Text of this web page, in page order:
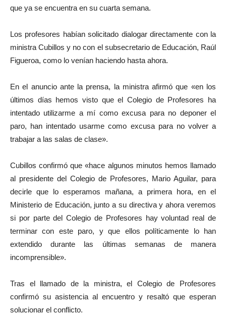
que ya se encuentra en su cuarta semana.
Los profesores habían solicitado dialogar directamente con la
ministra Cubillos y no con el subsecretario de Educación, Raúl
Figueroa, como lo venían haciendo hasta ahora.
En el anuncio ante la prensa, la ministra afirmó que «en los
últimos días hemos visto que el Colegio de Profesores ha
intentado utilizarme a mí como excusa para no deponer el
paro, han intentado usarme como excusa para no volver a
trabajar a las salas de clase».
Cubillos confirmó que «hace algunos minutos hemos llamado
al presidente del Colegio de Profesores, Mario Aguilar, para
decirle que lo esperamos mañana, a primera hora, en el
Ministerio de Educación, junto a su directiva y ahora veremos
si por parte del Colegio de Profesores hay voluntad real de
terminar con este paro, y que ellos políticamente lo han
extendido durante las últimas semanas de manera
incomprensible».
Tras el llamado de la ministra, el Colegio de Profesores
confirmó su asistencia al encuentro y resaltó que esperan
solucionar el conflicto.